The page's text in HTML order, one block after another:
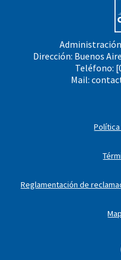
Dirección: Buenos
Teléfono:
Mail:
Reglamentación de